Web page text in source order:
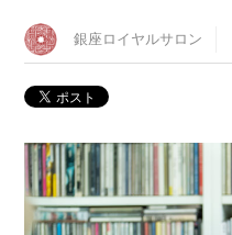
銀座ロイヤルサロン